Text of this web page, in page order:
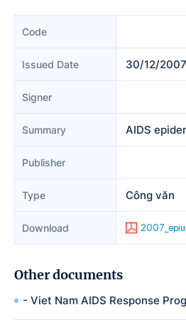
Code
Issued Date 30/12/2007
Signer
Summary AIDS
Publisher
Type Công văn
Download
Other documents
- Viet Nam AIDS Response